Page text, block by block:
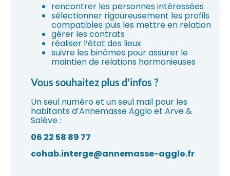
rencontrer les personnes intéressées
sélectionner rigoureusement les profils
compatibles puis les mettre en relation
gérer les contrats
réaliser l’état des lieux
suivre les binômes pour assurer le
maintien de relations harmonieuses
Vous souhaitez plus d'infos ?
Un seul numéro et un seul mail pour les
habitants d’Annemasse Agglo et Arve &
Salève :
06 22 58 89 77
cohab.interge@annemasse-agglo.fr